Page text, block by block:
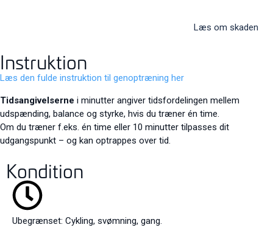
Læs om skaden
Instruktion
Læs den fulde instruktion til genoptræning her
Tidsangivelserne i minutter angiver tidsfordelingen mellem
udspænding, balance og styrke, hvis du træner én time.
Om du træner f.eks. én time eller 10 minutter tilpasses dit
udgangspunkt – og kan optrappes over tid.
Kondition
Ubegrænset: Cykling, svømning, gang.